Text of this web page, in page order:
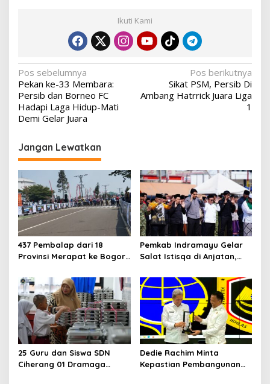
Ikuti Kami
Navigasi
pos
Pos sebelumnya
Pekan ke-33 Membara:
Persib dan Borneo FC
Hadapi Laga Hidup-Mati
Demi Gelar Juara
Pos berikutnya
Sikat PSM, Persib Di
Ambang Hatrrick Juara Liga
1
Jangan Lewatkan
437 Pembalap dari 18
Provinsi Merapat ke Bogor,
2026
Pemkab Indramayu Gelar
Salat Istisqa di Anjatan,
Masyarakat Kuatkan
Ikhtiar Atasi Kekeringan
25 Guru dan Siswa SDN
Ciherang 01 Dramaga
Dedie Rachim Minta
Kepastian Pembangunan